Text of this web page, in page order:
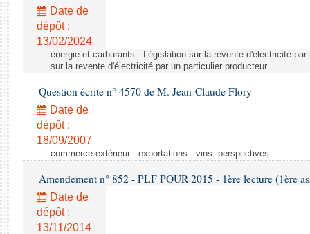
Date de
dépôt :
13/02/2024
énergie et carburants - Législation sur la revente d'électricité
sur la revente d'électricité par un particulier producteur
Question écrite n° 4570 de M. Jean-Claude Flory
Date de
dépôt :
18/09/2007
commerce extérieur - exportations - vins. perspectives
Amendement n° 852 - PLF POUR 2015 - 1ère lecture (1ère
Date de
dépôt :
13/11/2014